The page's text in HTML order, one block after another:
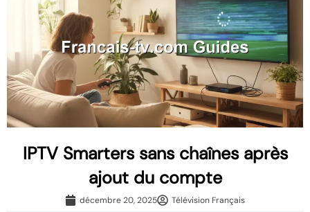
IPTV Smarters sans chaînes après
ajout du compte
décembre 20, 2025 Télévision Français